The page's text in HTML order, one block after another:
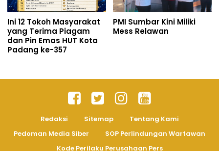
Ini 12 Tokoh Masyarakat
yang Terima Piagam
dan Pin Emas HUT Kota
Padang ke-357
PMI Sumbar Kini Miliki
Mess Relawan
Redaksi Sitemap
Tentang Kami
Pedoman Media Siber
SOP Perlindungan Wartawan
Kode Perilaku Perusahaan Pers